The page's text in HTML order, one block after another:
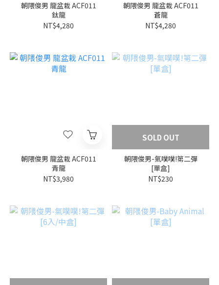
朝隈俊男 龍盆栽 ACF011
鈦龍
NT$4,280
朝隈俊男 龍盆栽 ACF011
蒼龍
NT$4,280
朝隈俊男 龍盆栽 ACF011
青龍
NT$3,980
SOLD OUT
朝隈俊男-氣噗噗!第二彈
[單盒]
NT$230